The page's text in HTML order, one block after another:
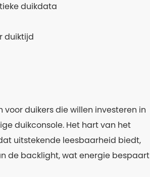
duikdata
duiktijd
duikers die willen investeren in
duikconsole. Het hart van het
uitstekende leesbaarheid biedt,
de backlight, wat energie bespaart